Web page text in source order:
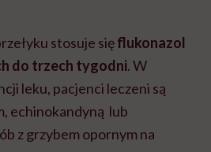
stosuje sięflukonazol
do trzech tygodni. W
leku, pacjenci leczeni są
echinokandyną lub
z grzybem opornym na